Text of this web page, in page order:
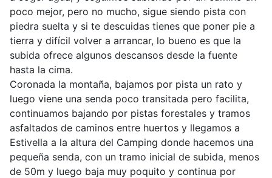
poco mejor, pero no mucho, sigue siendo pista con
piedra suelta y si te descuidas tienes que poner pie a
tierra y difícil volver a arrancar, lo bueno es que la
subida ofrece algunos descansos desde la fuente
hasta la cima.
Coronada la montaña, bajamos por pista un rato y
luego viene una senda poco transitada pero facilita,
continuamos bajando por pistas forestales y tramos
asfaltados de caminos entre huertos y llegamos a
Estivella a la altura del Camping donde hacemos una
pequeña senda, con un tramo inicial de subida, menos
de 50m y luego baja muy poquito y continua por